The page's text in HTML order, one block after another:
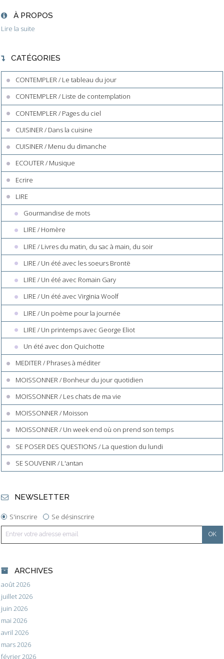
À PROPOS
Lire la suite
CATÉGORIES
CONTEMPLER / Le tableau du jour
CONTEMPLER / Liste de contemplation
CONTEMPLER / Pages du ciel
CUISINER / Dans la cuisine
CUISINER / Menu du dimanche
ECOUTER / Musique
Ecrire
LIRE
Gourmandise de mots
LIRE / Homère
LIRE / Livres du matin, du sac à main, du soir
LIRE / Un été avec les soeurs Brontë
LIRE / Un été avec Romain Gary
LIRE / Un été avec Virginia Woolf
LIRE / Un poème pour la journée
LIRE / Un printemps avec George Eliot
Un été avec don Quichotte
MEDITER / Phrases à méditer
MOISSONNER / Bonheur du jour quotidien
MOISSONNER / Les chats de ma vie
MOISSONNER / Moisson
MOISSONNER / Un week end où on prend son temps
SE POSER DES QUESTIONS / La question du lundi
SE SOUVENIR / L'antan
NEWSLETTER
S'inscrire Se désinscrire
ARCHIVES
août 2026
juillet 2026
juin 2026
mai 2026
avril 2026
mars 2026
février 2026